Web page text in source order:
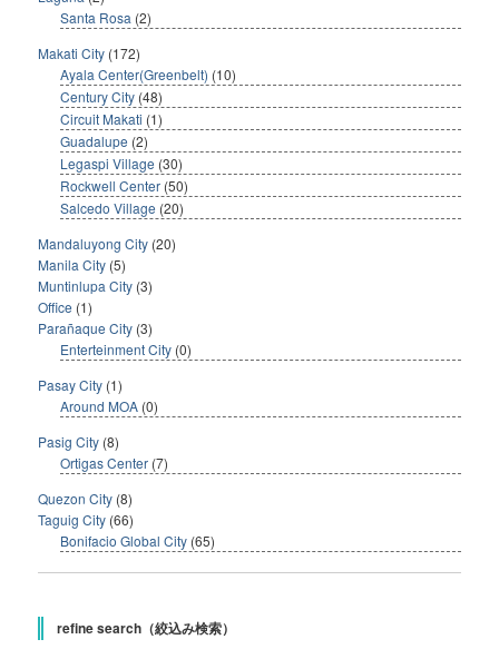
Santa Rosa (2)
Makati City (172)
Ayala Center(Greenbelt) (10)
Century City (48)
Circuit Makati (1)
Guadalupe (2)
Legaspi Village (30)
Rockwell Center (50)
Salcedo Village (20)
Mandaluyong City (20)
Manila City (5)
Muntinlupa City (3)
Office (1)
Parañaque City (3)
Enterteinment City (0)
Pasay City (1)
Around MOA (0)
Pasig City (8)
Ortigas Center (7)
Quezon City (8)
Taguig City (66)
Bonifacio Global City (65)
refine search（絞込み検索）